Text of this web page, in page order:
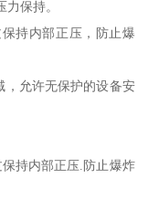
保持。
持内部正压，防止爆
，允许无保护的设备安
持内部正压.防止爆炸